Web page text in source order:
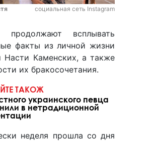
социальная сеть Instagram
всплывать
факты из личной жизни
Насти Каменских, а также
их бракосочетания.
ТАКОЖ
украинского певца
в нетрадиционной
неделя прошла со дня